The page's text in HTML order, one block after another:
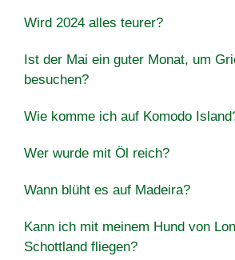
Wird 2024 alles teurer?
Ist der Mai ein guter Monat, um
besuchen?
Wie komme ich auf Komodo
Wer wurde mit Öl reich?
Wann blüht es auf Madeira?
Kann ich mit meinem Hund von
Schottland fliegen?